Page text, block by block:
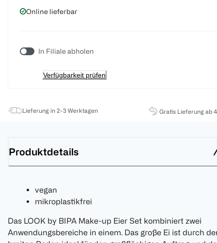
Online lieferbar
In Filiale abholen
Verfügbarkeit prüfen
Lieferung in 2-3 Werktagen Gratis Lieferung ab
Produktdetails
vegan
mikroplastikfrei
Das LOOK by BIPA Make-up Eier Set kombiniert zwei
Anwendungsbereiche in einem. Das große Ei ist durch